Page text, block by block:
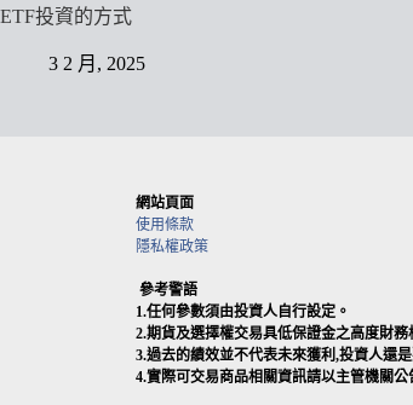
ETF投資的方式
3 2 月, 2025
網站頁面
使用條款
隱私權政策
參考警語
1.任何參數須由投資人自行設定。
2.期貨及選擇權交易具低保證金之高度財
3.過去的績效並不代表未來獲利,投資人還
4.實際可交易商品相關資訊請以主管機關公